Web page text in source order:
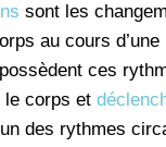
sont les
au cours
ces
le corps et
des rythmes